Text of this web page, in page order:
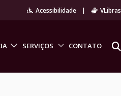
Acessibilidade | VLibras
SERVIÇOS CONTATO